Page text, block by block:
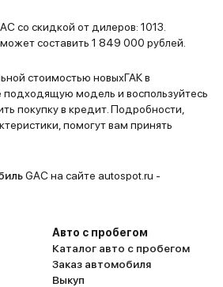
Но первые
работает
доволен
GS8 будет
со скидкой от дилеров: 1013.
составить 1 849 000 рублей.
стоимостью новыхГАК в
подходящую модель и воспользуйтесь
покупку в кредит. Подробности,
помогут вам принять
GAC на сайте autospot.ru -
Авто с пробегом
Каталог авто с пробегом
Заказ автомобиля
Выкуп